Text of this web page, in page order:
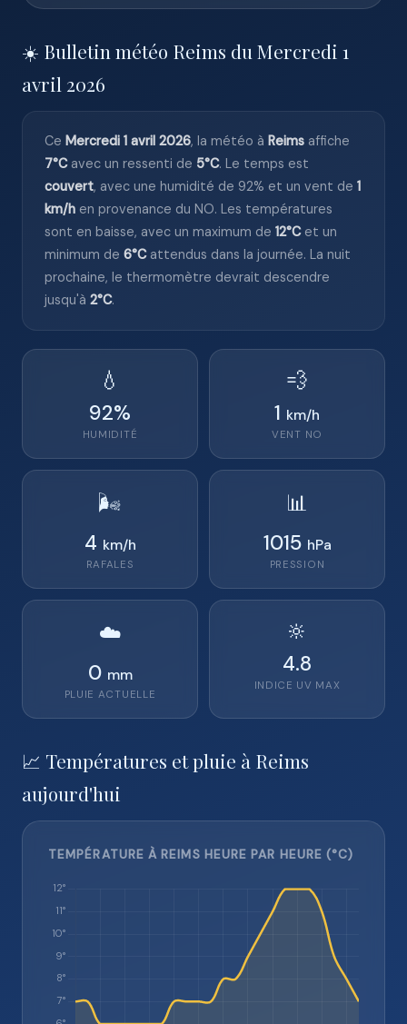
☀️ Bulletin météo Reims du Mercredi 1
avril 2026
Ce Mercredi 1 avril 2026, la météo à Reims affiche
7°Cavec un ressenti de 5°C. Le temps est
couvert, avec une humidité de 92% et un vent de 1
km/h en provenance du NO. Les températures
sont en baisse, avec un maximum de 12°Cet un
minimum de 6°Cattendus dans la journée. La nuit
prochaine, le thermomètre devrait descendre
jusqu'à 2°C.
💧
92%
HUMIDITÉ
💨
1 km/h
VENT NO
🌬️
4 km/h
RAFALES
📊
1015 hPa
PRESSION
☁️
0 mm
PLUIE ACTUELLE
🔆
4.8
INDICE UV MAX
📈 Températures et pluie à Reims
aujourd'hui
TEMPÉRATURE À REIMS HEURE PAR HEURE (°C)